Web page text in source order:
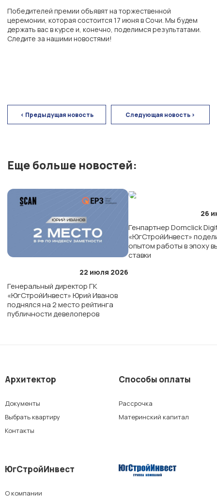
Победителей премии объявят на торжественной
церемонии, которая состоится 17 июня в Сочи. Мы будем
держать вас в курсе и, конечно, поделимся результатами.
Следите за нашими новостями!
< Предыдущая новость Следующая новость >
Еще больше новостей:
22 июля 2026
Генеральный директор ГК
«ЮгСтройИнвест» Юрий Иванов
поднялся на 2 место рейтинга
публичности девелоперов
26
Генпартнер Domclick
«ЮгСтройИнвест»
опытом работы в эпоху
ставки
Архитектор
Документы
Выбрать квартиру
Контакты
Способы оплаты
Рассрочка
Материнский капитал
ЮгСтройИнвест
О компании
г. Ростов-на-Дону
ЖК «Левобережье»
мкр. «Губернский»
СК «Достояние»
ЖК «Архитектор»
ЖК «Кварталы 17/77»
ЖК «Высота»